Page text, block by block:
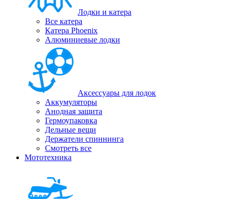
Лодки и катера
Все катера
Катера Phoenix
Алюминиевые лодки
Аксессуары для лодок
Аккумуляторы
Анодная защита
Гермоупаковка
Дельные вещи
Держатели спиннинга
Смотреть все
Мототехника